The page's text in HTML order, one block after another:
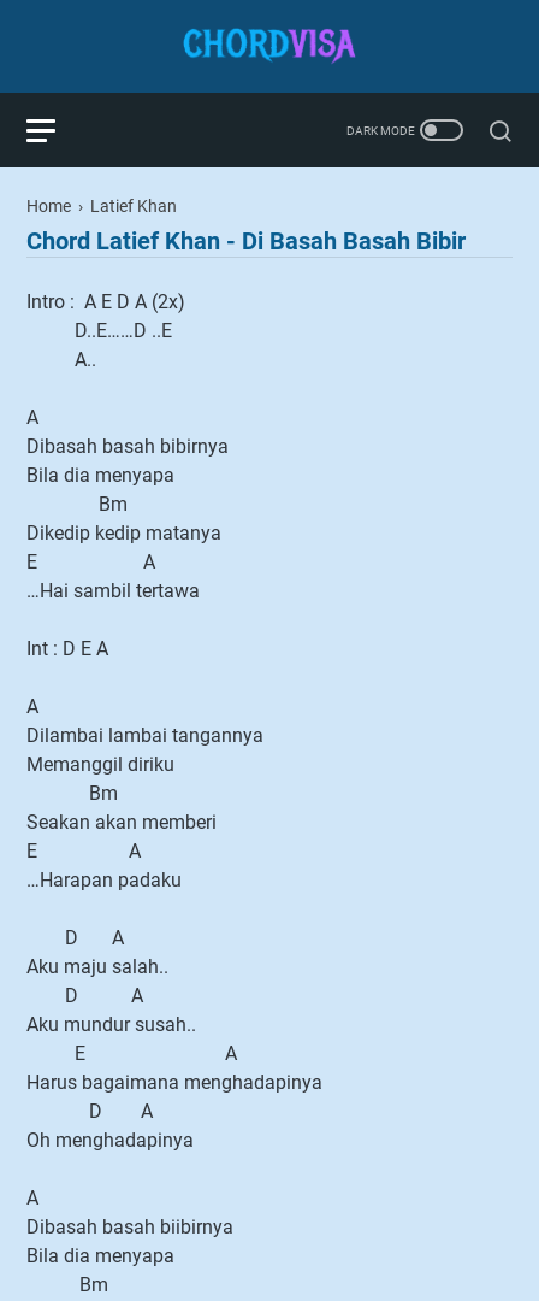
Home › Latief Khan
Chord Latief Khan - Di Basah Basah Bibir
Intro : A E D A (2x)
D..E……D ..E
A..
A
Dibasah basah bibirnya
Bila dia menyapa
Bm
Dikedip kedip matanya
E A
…Hai sambil tertawa
Int : D E A
A
Dilambai lambai tangannya
Memanggil diriku
Bm
Seakan akan memberi
E A
…Harapan padaku
D A
Aku maju salah..
D A
Aku mundur susah..
E A
Harus bagaimana menghadapinya
D A
Oh menghadapinya
A
Dibasah basah biibirnya
Bila dia menyapa
Bm